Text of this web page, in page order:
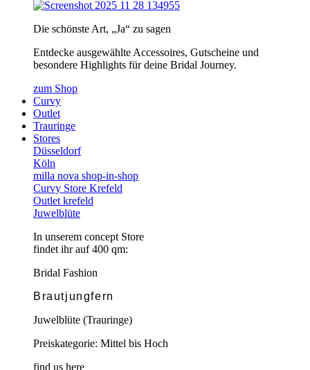
Die schönste Art, „Ja“ zu sagen
Entdecke ausgewählte Accessoires, Gutscheine und
besondere Highlights für deine Bridal Journey.
zum Shop
Curvy
Outlet
Trauringe
Stores
Düsseldorf
Köln
milla nova shop-in-shop
Curvy Store Krefeld
Outlet krefeld
Juwelblüte
In unserem concept Store
findet ihr auf 400 qm:
Bridal Fashion
Brautjungfern
Juwelblüte (Trauringe)
Preiskategorie: Mittel bis Hoch
find us here